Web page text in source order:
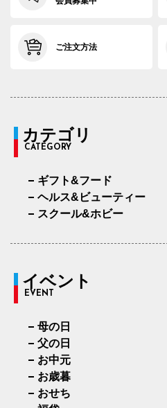
ご注文方法
カテゴリ
CATEGORY
ギフト&フード
ヘルス&ビューティー
スクール&ホビー
イベント
EVENT
母の日
父の日
お中元
お歳暮
おせち